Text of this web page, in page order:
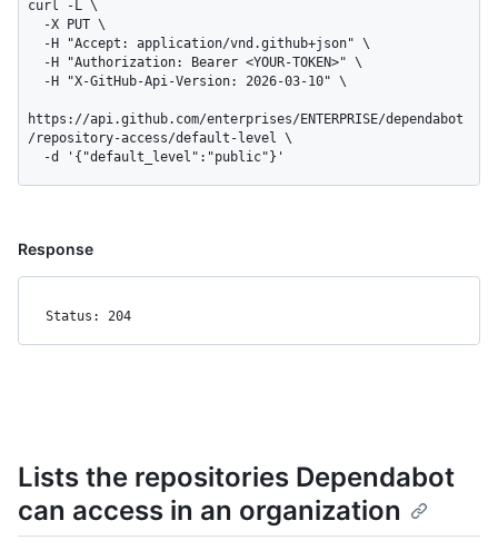
curl -L \
https://api.github.com/enterprises/ENTERPRISE/dependabot
/repository-access/default-level \
  -d '{"default_level":"public"}'
Response
Status: 204
Lists the repositories Dependabot
can access in an organization